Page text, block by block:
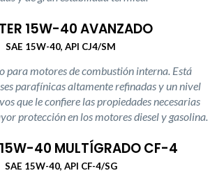
15W-40 AVANZADO
SAE 15W-40, API CJ4/SM
para motores de combustión interna. Está
parafínicas altamente refinadas y un nivel
que le confiere las propiedades necesarias
protección en los motores diesel y gasolina.
40 MULTÍGRADO CF-4
SAE 15W-40, API CF-4/SG